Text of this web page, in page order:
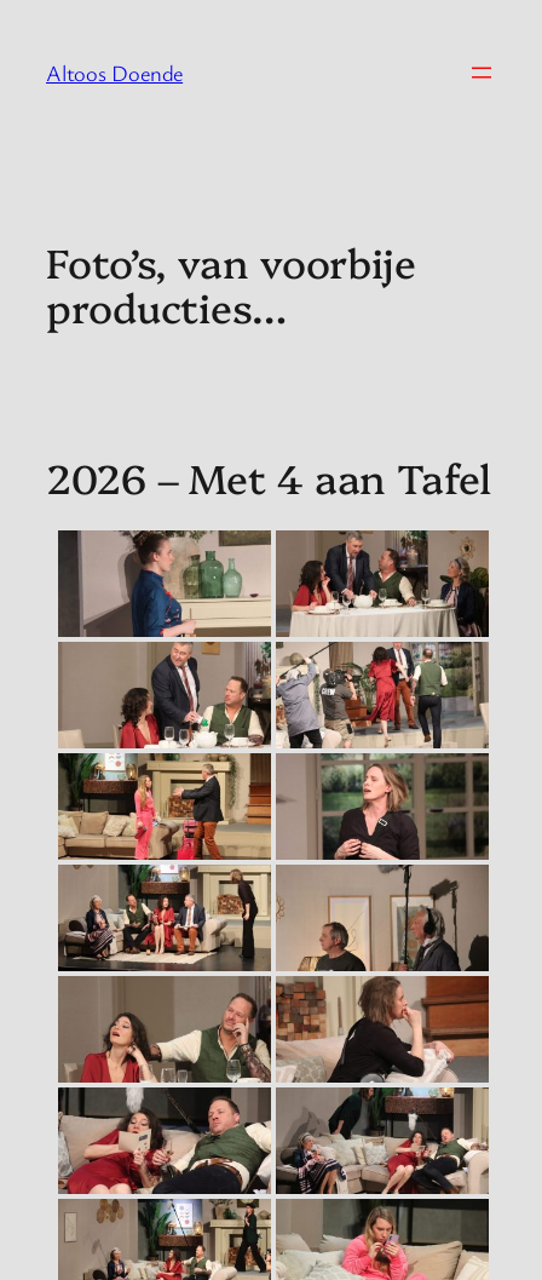
Altoos Doende
Foto’s, van voorbije
producties…
2026 – Met 4 aan Tafel